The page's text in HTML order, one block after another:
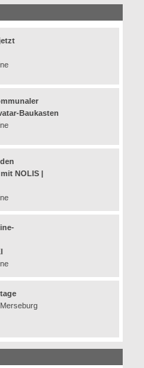
Baukasten
NOLIS |